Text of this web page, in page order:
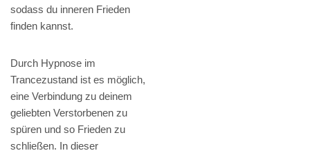
sodass du inneren Frieden
finden kannst.
Durch Hypnose im
Trancezustand ist es möglich,
eine Verbindung zu deinem
geliebten Verstorbenen zu
spüren und so Frieden zu
schließen. In dieser